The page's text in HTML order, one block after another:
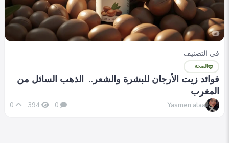
في التصنيف
الصحة
فوائد زيت الأرجان للبشرة والشعر.. الذهب السائل من
المغرب
Yasmen alaa
0
394